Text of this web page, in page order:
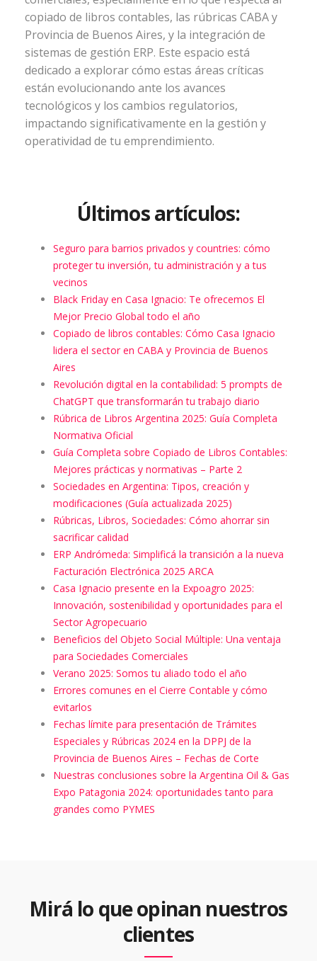
copiado de libros contables, las rúbricas CABA y
Provincia de Buenos Aires, y la integración de
sistemas de gestión ERP. Este espacio está
dedicado a explorar cómo estas áreas críticas
están evolucionando ante los avances
tecnológicos y los cambios regulatorios,
impactando significativamente en la gestión y
operatividad de tu emprendimiento.
Últimos artículos:
Seguro para barrios privados y countries: cómo
proteger tu inversión, tu administración y a tus
vecinos
Black Friday en Casa Ignacio: Te ofrecemos El
Mejor Precio Global todo el año
Copiado de libros contables: Cómo Casa Ignacio
lidera el sector en CABA y Provincia de Buenos
Aires
Revolución digital en la contabilidad: 5 prompts de
ChatGPT que transformarán tu trabajo diario
Rúbrica de Libros Argentina 2025: Guía Completa
Normativa Oficial
Guía Completa sobre Copiado de Libros Contables:
Mejores prácticas y normativas – Parte 2
Sociedades en Argentina: Tipos, creación y
modificaciones (Guía actualizada 2025)
Rúbricas, Libros, Sociedades: Cómo ahorrar sin
sacrificar calidad
ERP Andrómeda: Simplificá la transición a la nueva
Facturación Electrónica 2025 ARCA
Casa Ignacio presente en la Expoagro 2025:
Innovación, sostenibilidad y oportunidades para el
Sector Agropecuario
Beneficios del Objeto Social Múltiple: Una ventaja
para Sociedades Comerciales
Verano 2025: Somos tu aliado todo el año
Errores comunes en el Cierre Contable y cómo
evitarlos
Fechas límite para presentación de Trámites
Especiales y Rúbricas 2024 en la DPPJ de la
Provincia de Buenos Aires – Fechas de Corte
Nuestras conclusiones sobre la Argentina Oil & Gas
Expo Patagonia 2024: oportunidades tanto para
grandes como PYMES
Mirá lo que opinan nuestros
clientes